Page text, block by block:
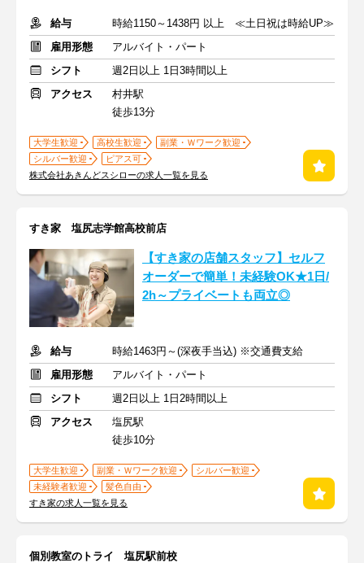
給与
時給1150～1438円 以上 ≪土日祝は時給UP≫
雇用形態
アルバイト・パート
シフト
週2日以上 1日3時間以上
アクセス
村井駅
徒歩13分
大学生歓迎 高校生歓迎
副業・Ｗワーク歓迎
シルバー歓迎
ピアス可
株式会社あきんどスシローの求人一覧を見る
すき家 塩尻志学館高校前店
【すき家の店舗スタッフ】セルフ
オーダーで簡単！未経験OK★1日/
2h～プライベートも両立◎
給与
時給1463円～(深夜手当込) ※交通費支給
雇用形態
アルバイト・パート
シフト
週2日以上 1日2時間以上
アクセス
塩尻駅
徒歩10分
大学生歓迎 副業・Ｗワーク歓迎
シルバー歓迎
未経験者歓迎
髪色自由
すき家の求人一覧を見る
個別教室のトライ 塩尻駅前校